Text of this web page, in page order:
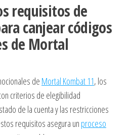
requisitos de
canjear códigos
de Mortal
de Mortal Kombat 11, los
criterios de elegibilidad
de la cuenta y las restricciones
requisitos asegura un proceso